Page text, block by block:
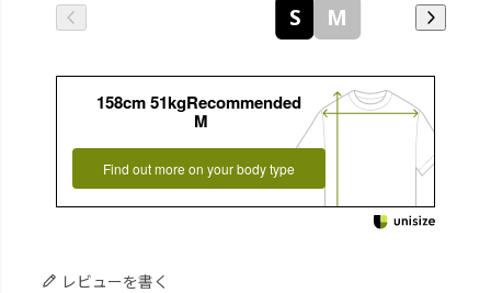
S M
158cm 51kgRecommended
M
Find out more on your body type
レビューを書く